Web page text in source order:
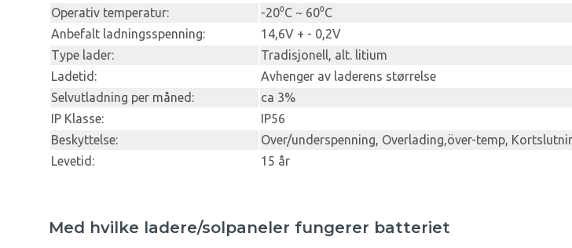
Operativ temperatur:
-20⁰C ~ 60⁰C
Anbefalt ladningsspenning:
14,6V + - 0,2V
Type lader:
Tradisjonell, alt. litium
Ladetid:
Avhenger av laderens størrelse
Selvutladning per måned:
ca 3%
IP Klasse:
IP56
Beskyttelse:
Over/underspenning, Overlading,över-temp,
Levetid:
15 år
Med hvilke ladere/solpaneler fungerer batteriet